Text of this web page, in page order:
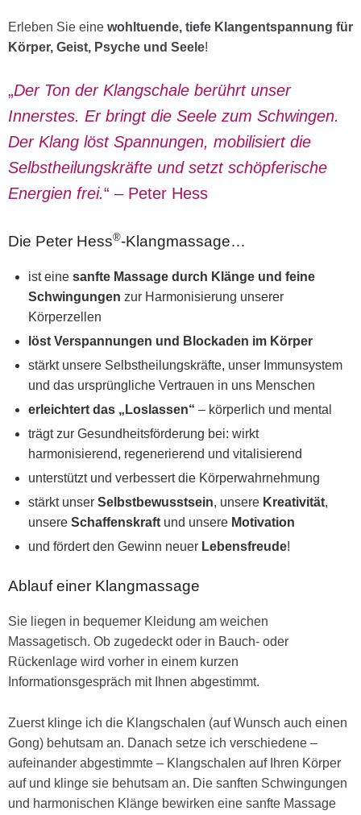
Erleben Sie eine wohltuende, tiefe Klangentspannung für
Körper, Geist, Psyche und Seele!
„Der Ton der Klangschale berührt unser
Innerstes. Er bringt die Seele zum Schwingen.
Der Klang löst Spannungen, mobilisiert die
Selbstheilungskräfte und setzt schöpferische
Energien frei.“ – Peter Hess
Die Peter Hess®-Klangmassage…
ist eine sanfte Massage durch Klänge und feine
Schwingungen zur Harmonisierung unserer
Körperzellen
löst Verspannungen und Blockaden im Körper
stärkt unsere Selbstheilungskräfte, unser Immunsystem
und das ursprüngliche Vertrauen in uns Menschen
erleichtert das „Loslassen“ – körperlich und mental
trägt zur Gesundheitsförderung bei: wirkt
harmonisierend, regenerierend und vitalisierend
unterstützt und verbessert die Körperwahrnehmung
stärkt unser Selbstbewusstsein, unsere Kreativität,
unsere Schaffenskraft und unsere Motivation
und fördert den Gewinn neuer Lebensfreude!
Ablauf einer Klangmassage
Sie liegen in bequemer Kleidung am weichen
Massagetisch. Ob zugedeckt oder in Bauch- oder
Rückenlage wird vorher in einem kurzen
Informationsgespräch mit Ihnen abgestimmt.
Zuerst klinge ich die Klangschalen (auf Wunsch auch einen
Gong) behutsam an. Danach setze ich verschiedene –
aufeinander abgestimmte – Klangschalen auf Ihren Körper
auf und klinge sie behutsam an. Die sanften Schwingungen
und harmonischen Klänge bewirken eine sanfte Massage